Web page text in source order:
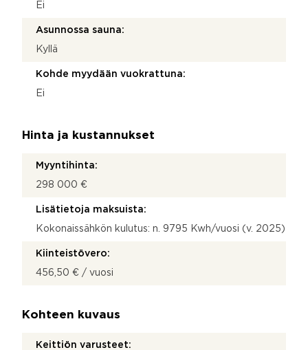
Ei
Asunnossa sauna:
Kyllä
Kohde myydään vuokrattuna:
Ei
Hinta ja kustannukset
Myyntihinta:
298 000 €
Lisätietoja maksuista:
Kokonaissähkön kulutus: n. 9795 Kwh/vuosi (v. 2025)
Kiinteistövero:
456,50 € / vuosi
Kohteen kuvaus
Keittiön varusteet: